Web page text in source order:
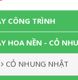
CÔNG TRÌNH
HOA NỀN - CỎ
CỎ NHUNG NHẬT